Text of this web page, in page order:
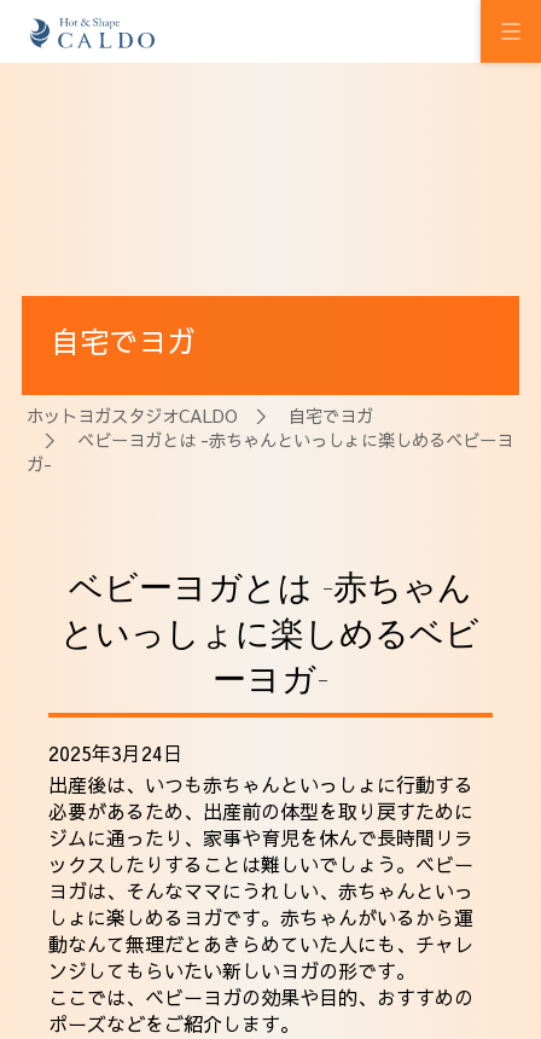
スタジオを探す
プログラム
料金
ウェルチケ
採用情報
自宅でヨガ
ホットヨガスタジオCALDO ＞ 自宅でヨガ
＞ ベビーヨガとは -赤ちゃんといっしょに楽しめるベビーヨ
ガ-
ベビーヨガとは -赤ちゃん
といっしょに楽しめるベビ
ーヨガ-
2025年3月24日
出産後は、いつも赤ちゃんといっしょに行動する
必要があるため、出産前の体型を取り戻すために
ジムに通ったり、家事や育児を休んで長時間リラ
ックスしたりすることは難しいでしょう。ベビー
ヨガは、そんなママにうれしい、赤ちゃんといっ
しょに楽しめるヨガです。赤ちゃんがいるから運
動なんて無理だとあきらめていた人にも、チャレ
ンジしてもらいたい新しいヨガの形です。
ここでは、ベビーヨガの効果や目的、おすすめの
ポーズなどをご紹介します。